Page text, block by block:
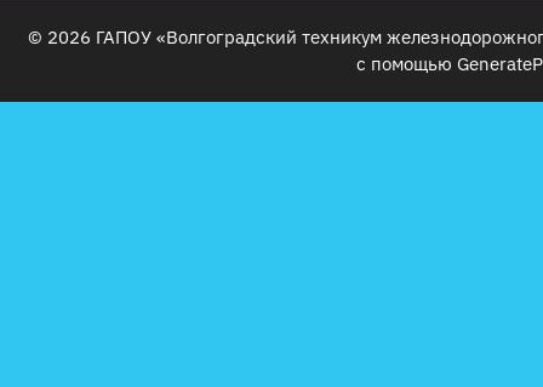
© 2026 ГАПОУ «Волгоградский техникум
с помощью